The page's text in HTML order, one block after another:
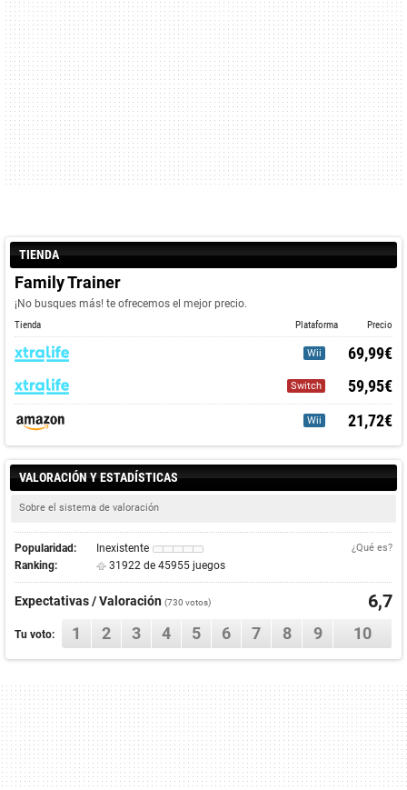
TIENDA
Family Trainer
¡No busques más! te ofrecemos el mejor precio.
Tienda Plataforma Precio
Wii 69,99€
Switch 59,95€
Wii 21,72€
VALORACIÓN Y ESTADÍSTICAS
Sobre el sistema de valoración
Popularidad: Inexistente ¿Qué es?
Ranking: 31922 de 45955 juegos
Expectativas / Valoración (730 votos) 6,7
Tu voto: 1 2 3 4 5 6 7 8 9 10